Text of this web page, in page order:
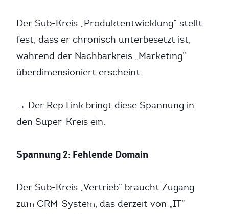
Der Sub-Kreis „Produktentwicklung” stellt
fest, dass er chronisch unterbesetzt ist,
während der Nachbarkreis „Marketing”
überdimensioniert erscheint.
→ Der Rep Link bringt diese Spannung in
den Super-Kreis ein.
Spannung 2: Fehlende Domain
Der Sub-Kreis „Vertrieb” braucht Zugang
zum CRM-System, das derzeit von „IT”